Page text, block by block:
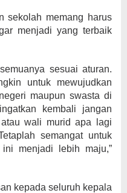
sekolah memang harus
menjadi yang terbaik
sesuai aturan.
untuk mewujudkan
maupun swasta di
kembali jangan
wali murid apa lagi
semangat untuk
menjadi lebih maju,”
kepada seluruh kepala